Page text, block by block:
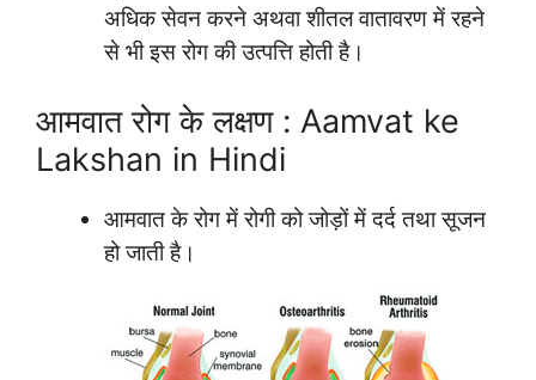
अधिक सेवन करने अथवा शीतल वातावरण में रहने
से भी इस रोग की उत्पत्ति होती है।
आमवात रोग के लक्षण : Aamvat ke
Lakshan in Hindi
आमवात के रोग में रोगी को जोड़ों में दर्द तथा सूजन
हो जाती है।